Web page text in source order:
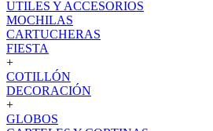
UTILES Y ACCESORIOS
MOCHILAS
CARTUCHERAS
FIESTA
+
COTILLÓN
DECORACIÓN
+
GLOBOS